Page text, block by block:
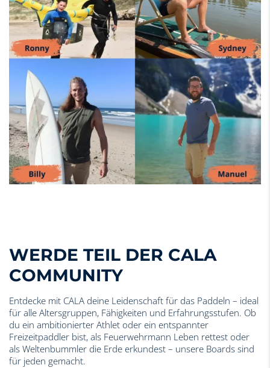
WERDE TEIL DER CALA
COMMUNITY
Entdecke mit CALA deine Leidenschaft für das Paddeln – ideal
für alle Altersgruppen, Fähigkeiten und Erfahrungsstufen. Ob
du ein ambitionierter Athlet oder ein entspannter
Freizeitpaddler bist, als Feuerwehrmann Leben rettest oder
als Weltenbummler die Erde erkundest – unsere Boards sind
für jeden gemacht.